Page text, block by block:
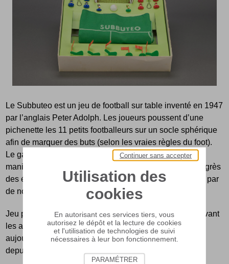
Le Subbuteo est un jeu de football sur table inventé en 1947
par l’anglais Peter Adolph. Les joueurs poussent d’une
pichenette les 11 petits footballeurs sur un socle sphérique
afin de marquer des buts (selon les vraies règles du foot).
Le gardien est monté sur une tige qui permet plus de
maniabilité et des arrêts plongeants. Ce jeu, réédité au grès
des évènements sportifs marquants, a été accompagné par
de nombreux accessoires.
Jeu populaire, il a été décliné en plusieurs versions suivant
les années et dans plusieurs pays. Véritable sport
aujourd'hui, le Subbuteo possède sa Coupe du monde
depuis trois décennies.
Utilisation des
cookies
En autorisant ces services tiers, vous
autorisez le dépôt et la lecture de cookies
et l'utilisation de technologies de suivi
nécessaires à leur bon fonctionnement.
Continuer sans accepter
PARAMÉTRER